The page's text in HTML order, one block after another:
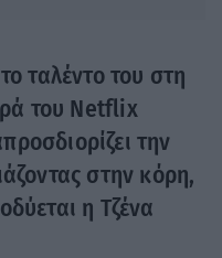
ταλέντο του στη
του Netflix
την
στην κόρη,
η Τζένα